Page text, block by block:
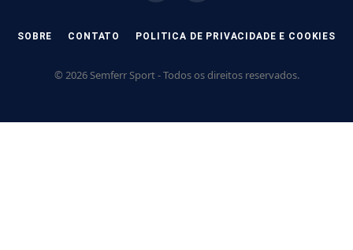
SOBRE CONTATO POLITICA DE PRIVACIDADE E COOKIES
© 2026 Semferr Sport - Todos os direitos reservados.